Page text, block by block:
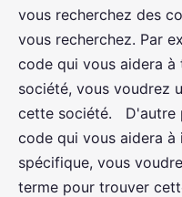
vous recherchez des
vous recherchez. Par
code qui vous aidera
société, vous voudrez
cette société. D'autre
code qui vous aidera
spécifique, vous
terme pour trouver